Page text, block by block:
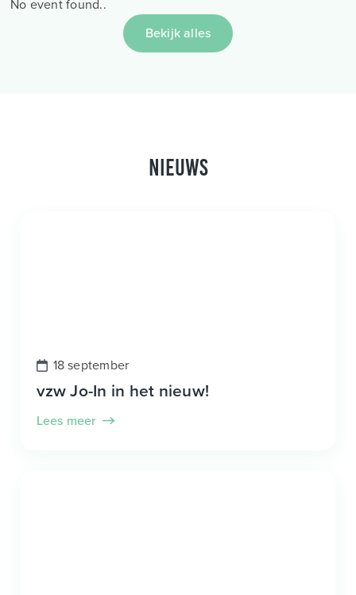
No event found..
Bekijk alles
Nieuws
18 september
vzw Jo-In in het nieuw!
Lees meer